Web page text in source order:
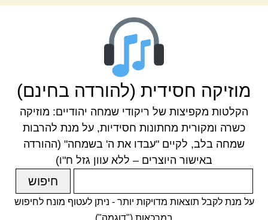
מוזיקה חסידית (להורדה בחינם)
הקלטות מקפיצות של ריקודי שמחה יהודיים: מוזיקה
כשרה ומקורית מחתונות חסידיות, על מנת להרבות
שמחה בלב, לקיים "עבדו את ה' בשמחה" (ההורדה
באישור היוצרים – ללא עוון גזל ח"ו)
על מנת לקבל תוצאות מדויקות יותר - ניתן לעטוף מונח לחיפוש
במרכאות ("דוגמה")